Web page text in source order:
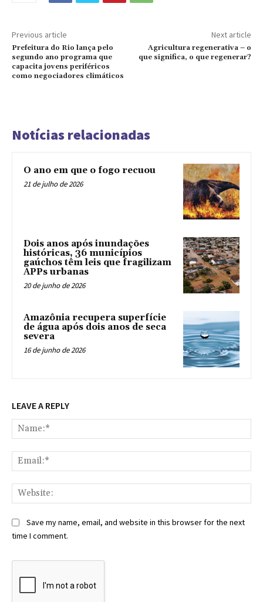
Previous article
Prefeitura do Rio lança pelo
segundo ano programa que
capacita jovens periféricos
como negociadores climáticos
Next article
Agricultura regenerativa – o
que significa, o que regenerar?
Notícias relacionadas
O ano em que o fogo recuou
21 de julho de 2026
Dois anos após inundações
históricas, 36 municípios
gaúchos têm leis que fragilizam
APPs urbanas
20 de junho de 2026
Amazônia recupera superfície
de água após dois anos de seca
severa
16 de junho de 2026
LEAVE A REPLY
Save my name, email, and website in this browser for the next
time I comment.